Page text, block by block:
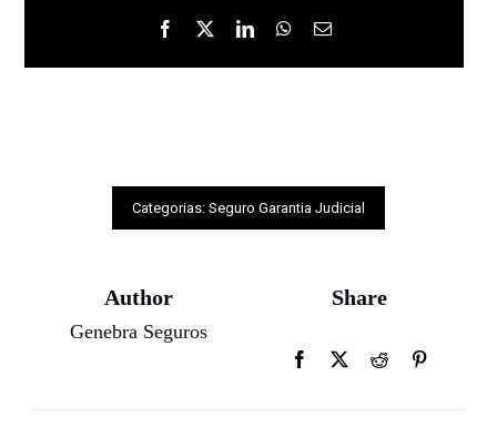
Categorias: Seguro Garantia Judicial
Author
Genebra Seguros
Share